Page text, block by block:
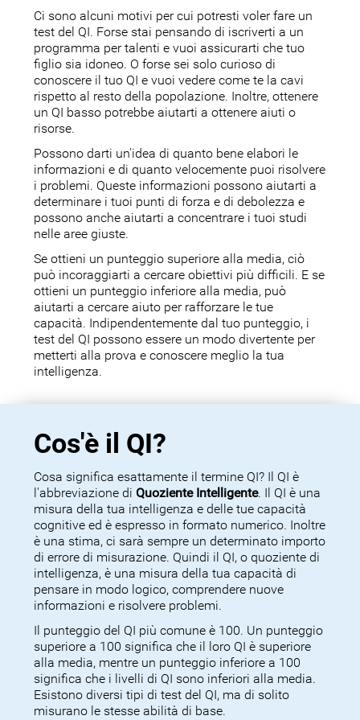
Ci sono alcuni motivi per cui potresti voler fare un
test del QI. Forse stai pensando di iscriverti a un
programma per talenti e vuoi assicurarti che tuo
figlio sia idoneo. O forse sei solo curioso di
conoscere il tuo QI e vuoi vedere come te la cavi
rispetto al resto della popolazione. Inoltre, ottenere
un QI basso potrebbe aiutarti a ottenere aiuti o
risorse.
Possono darti un'idea di quanto bene elabori le
informazioni e di quanto velocemente puoi risolvere
i problemi. Queste informazioni possono aiutarti a
determinare i tuoi punti di forza e di debolezza e
possono anche aiutarti a concentrare i tuoi studi
nelle aree giuste.
Se ottieni un punteggio superiore alla media, ciò
può incoraggiarti a cercare obiettivi più difficili. E se
ottieni un punteggio inferiore alla media, può
aiutarti a cercare aiuto per rafforzare le tue
capacità. Indipendentemente dal tuo punteggio, i
test del QI possono essere un modo divertente per
metterti alla prova e conoscere meglio la tua
intelligenza.
Cos'è il QI?
Cosa significa esattamente il termine QI? Il QI è
l'abbreviazione diQuoziente Intelligente. Il QI è una
misura della tua intelligenza e delle tue capacità
cognitive ed è espresso in formato numerico. Inoltre
è una stima, ci sarà sempre un determinato importo
di errore di misurazione. Quindi il QI, o quoziente di
intelligenza, è una misura della tua capacità di
pensare in modo logico, comprendere nuove
informazioni e risolvere problemi.
Il punteggio del QI più comune è 100. Un punteggio
superiore a 100 significa che il loro QI è superiore
alla media, mentre un punteggio inferiore a 100
significa che i livelli di QI sono inferiori alla media.
Esistono diversi tipi di test del QI, ma di solito
misurano le stesse abilità di base.